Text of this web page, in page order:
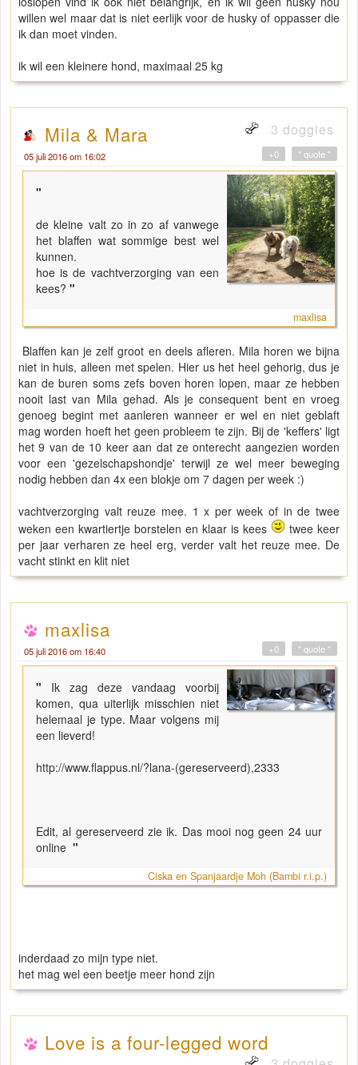
willen wel maar dat is niet eerlijk voor de husky of oppasser die
ik dan moet vinden.
ik wil een kleinere hond, maximaal 25 kg
Mila & Mara 3 doggies
05 juli 2016 om 16:02 " quote "
+0
"
de kleine valt zo in zo af vanwege
het blaffen wat sommige best wel
kunnen.
hoe is de vachtverzorging van een
kees? "
maxlisa
Blaffen kan je zelf groot en deels afleren. Mila horen we bijna
niet in huis, alleen met spelen. Hier us het heel gehorig, dus je
kan de buren soms zefs boven horen lopen, maar ze hebben
nooit last van Mila gehad. Als je consequent bent en vroeg
genoeg begint met aanleren wanneer er wel en niet geblaft
mag worden hoeft het geen probleem te zijn. Bij de 'keffers' ligt
het 9 van de 10 keer aan dat ze onterecht aangezien worden
voor een 'gezelschapshondje' terwijl ze wel meer beweging
nodig hebben dan 4x een blokje om 7 dagen per week :)
vachtverzorging valt reuze mee. 1 x per week of in de twee
weken een kwartiertje borstelen en klaar is kees
twee keer
per jaar verharen ze heel erg, verder valt het reuze mee. De
vacht stinkt en klit niet
maxlisa
05 juli 2016 om 16:40 " quote "
+0
" Ik zag deze vandaag voorbij
komen, qua uiterlijk misschien niet
helemaal je type. Maar volgens mij
een lieverd!
http://www.flappus.nl/?lana-(gereserveerd),2333
Edit, al gereserveerd zie ik. Das mooi nog geen 24 uur
online "
Ciska en Spanjaardje Moh (Bambi r.i.p.)
inderdaad zo mijn type niet.
het mag wel een beetje meer hond zijn
Love is a four-legged word